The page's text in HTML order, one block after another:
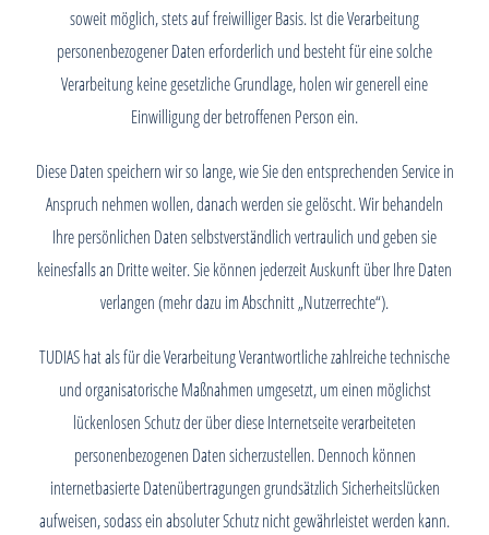
soweit möglich, stets auf freiwilliger Basis. Ist die Verarbeitung
personenbezogener Daten erforderlich und besteht für eine solche
Verarbeitung keine gesetzliche Grundlage, holen wir generell eine
Einwilligung der betroffenen Person ein.
Diese Daten speichern wir so lange, wie Sie den entsprechenden Service in
Anspruch nehmen wollen, danach werden sie gelöscht. Wir behandeln
Ihre persönlichen Daten selbstverständlich vertraulich und geben sie
keinesfalls an Dritte weiter. Sie können jederzeit Auskunft über Ihre Daten
verlangen (mehr dazu im Abschnitt „Nutzerrechte“).
TUDIAS hat als für die Verarbeitung Verantwortliche zahlreiche technische
und organisatorische Maßnahmen umgesetzt, um einen möglichst
lückenlosen Schutz der über diese Internetseite verarbeiteten
personenbezogenen Daten sicherzustellen. Dennoch können
internetbasierte Datenübertragungen grundsätzlich Sicherheitslücken
aufweisen, sodass ein absoluter Schutz nicht gewährleistet werden kann.